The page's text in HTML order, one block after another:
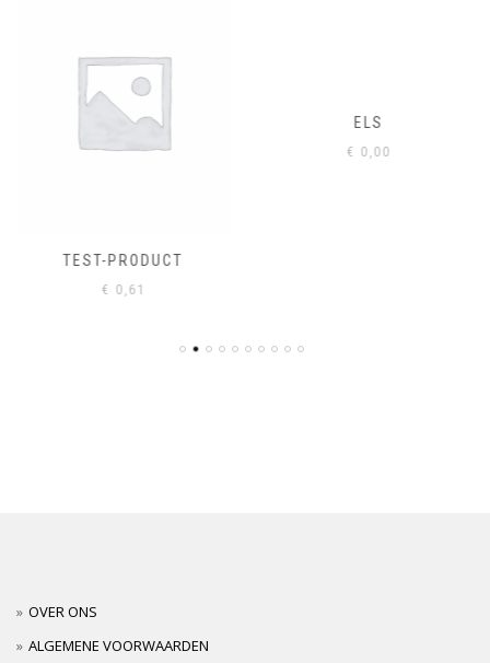
TEST-PRODUCT
€ 0,61
ELS
€ 0,00
OVER ONS
ALGEMENE VOORWAARDEN